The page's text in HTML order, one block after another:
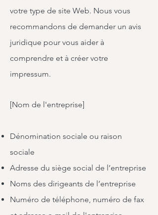
votre type de site Web. Nous vous
recommandons de demander un avis
juridique pour vous aider à
comprendre et à créer votre
impressum.
[Nom de l'entreprise]
Dénomination sociale ou raison
sociale
Adresse du siège social de l’entreprise
Noms des dirigeants de l’entreprise
Numéro de téléphone, numéro de fax